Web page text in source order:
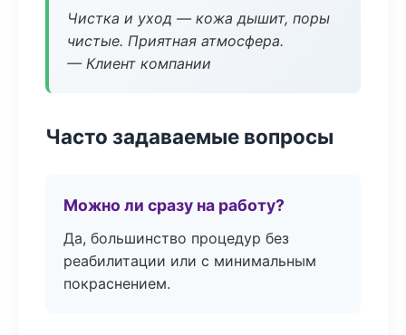
Чистка и уход — кожа дышит, поры
чистые. Приятная атмосфера.
— Клиент компании
Часто задаваемые вопросы
Можно ли сразу на работу?
Да, большинство процедур без
реабилитации или с минимальным
покраснением.